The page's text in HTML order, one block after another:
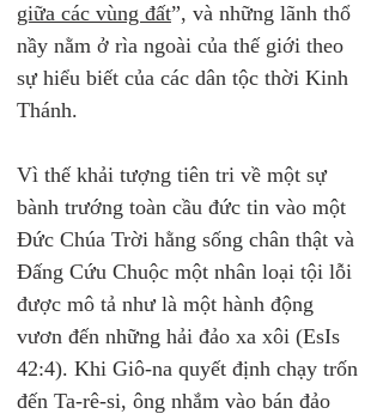
giữa các vùng đất”, và những lãnh thổ
nầy nằm ở rìa ngoài của thế giới theo
sự hiểu biết của các dân tộc thời Kinh
Thánh.
Vì thế khải tượng tiên tri về một sự
bành trướng toàn cầu đức tin vào một
Đức Chúa Trời hằng sống chân thật và
Đấng Cứu Chuộc một nhân loại tội lỗi
được mô tả như là một hành động
vươn đến những hải đảo xa xôi (EsIs
42:4). Khi Giô-na quyết định chạy trốn
đến Ta-rê-si, ông nhắm vào bán đảo